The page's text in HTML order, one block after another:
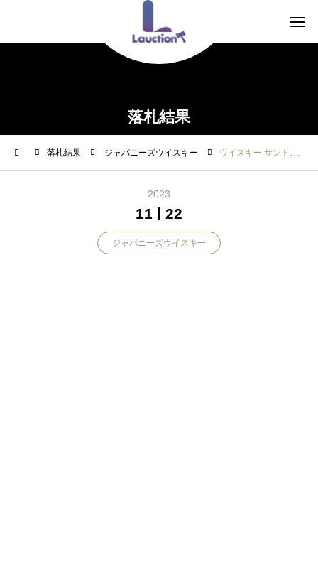
落札結果
落札結果 ジャパニーズウイスキー ウイスキー サントリー 響 12年
2023
11 22
ジャパニーズウイスキー